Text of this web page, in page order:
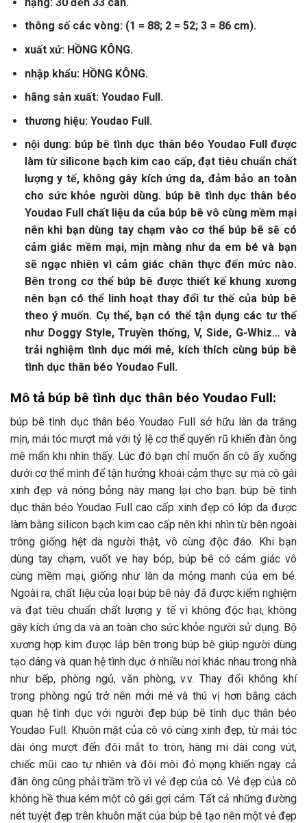
thông số các vòng: (1 = 88; 2 = 52; 3 = 86 cm).
xuất xứ: HỒNG KÔNG.
nhập khẩu: HỒNG KÔNG.
hãng sản xuất: Youdao Full.
thương hiệu: Youdao Full.
nội dung: búp bê tình dục thân béo Youdao Full được
làm từ silicone bạch kim cao cấp, đạt tiêu chuẩn chất
lượng y tế, không gây kích ứng da, đảm bảo an toàn
cho sức khỏe người dùng. búp bê tình dục thân béo
Youdao Full chất liệu da của búp bê vô cùng mềm mại
nên khi bạn dùng tay chạm vào cơ thể búp bê sẽ có
cảm giác mềm mại, mịn màng như da em bé và bạn
sẽ ngạc nhiên vì cảm giác chân thực đến mức nào.
Bên trong cơ thể búp bê được thiết kế khung xương
nên bạn có thể linh hoạt thay đổi tư thế của búp bê
theo ý muốn. Cụ thể, bạn có thể tận dụng các tư thế
như Doggy Style, Truyền thống, V, Side, G-Whiz… và
trải nghiệm tình dục mới mẻ, kích thích cùng búp bê
tình dục thân béo Youdao Full.
Mô tả búp bê tình dục thân béo Youdao Full:
búp bê tình dục thân béo Youdao Full sở hữu làn da trắng
mịn, mái tóc mượt mà với tỷ lệ cơ thể quyến rũ khiến đàn ông
mê mẩn khi nhìn thấy. Lúc đó bạn chỉ muốn ấn cô ấy xuống
dưới cơ thể mình để tận hưởng khoái cảm thực sự mà cô gái
xinh đẹp và nóng bỏng này mang lại cho bạn. búp bê tình
dục thân béo Youdao Full cao cấp xinh đẹp có lớp da được
làm bằng silicon bạch kim cao cấp nên khi nhìn từ bên ngoài
trông giống hệt da người thật, vô cùng độc đáo. Khi bạn
dùng tay chạm, vuốt ve hay bóp, búp bê có cảm giác vô
cùng mềm mại, giống như làn da mỏng manh của em bé.
Ngoài ra, chất liệu của loại búp bê này đã được kiểm nghiệm
và đạt tiêu chuẩn chất lượng y tế vì không độc hại, không
gây kích ứng da và an toàn cho sức khỏe người sử dụng. Bộ
xương hợp kim được lắp bên trong búp bê giúp người dùng
tạo dáng và quan hệ tình dục ở nhiều nơi khác nhau trong nhà
như: bếp, phòng ngủ, văn phòng, v.v. Thay đổi không khí
trong phòng ngủ trở nên mới mẻ và thú vị hơn bằng cách
quan hệ tình dục với người đẹp búp bê tình dục thân béo
Youdao Full. Khuôn mặt của cô vô cùng xinh đẹp, từ mái tóc
dài óng mượt đến đôi mắt to tròn, hàng mi dài cong vút,
chiếc mũi cao tự nhiên và đôi môi đỏ mọng khiến ngay cả
đàn ông cũng phải trầm trồ vì vẻ đẹp của cô. Vẻ đẹp của cô
không hề thua kém một cô gái gợi cảm. Tất cả những đường
nét tuyệt đẹp trên khuôn mặt của búp bê tạo nên một vẻ đẹp